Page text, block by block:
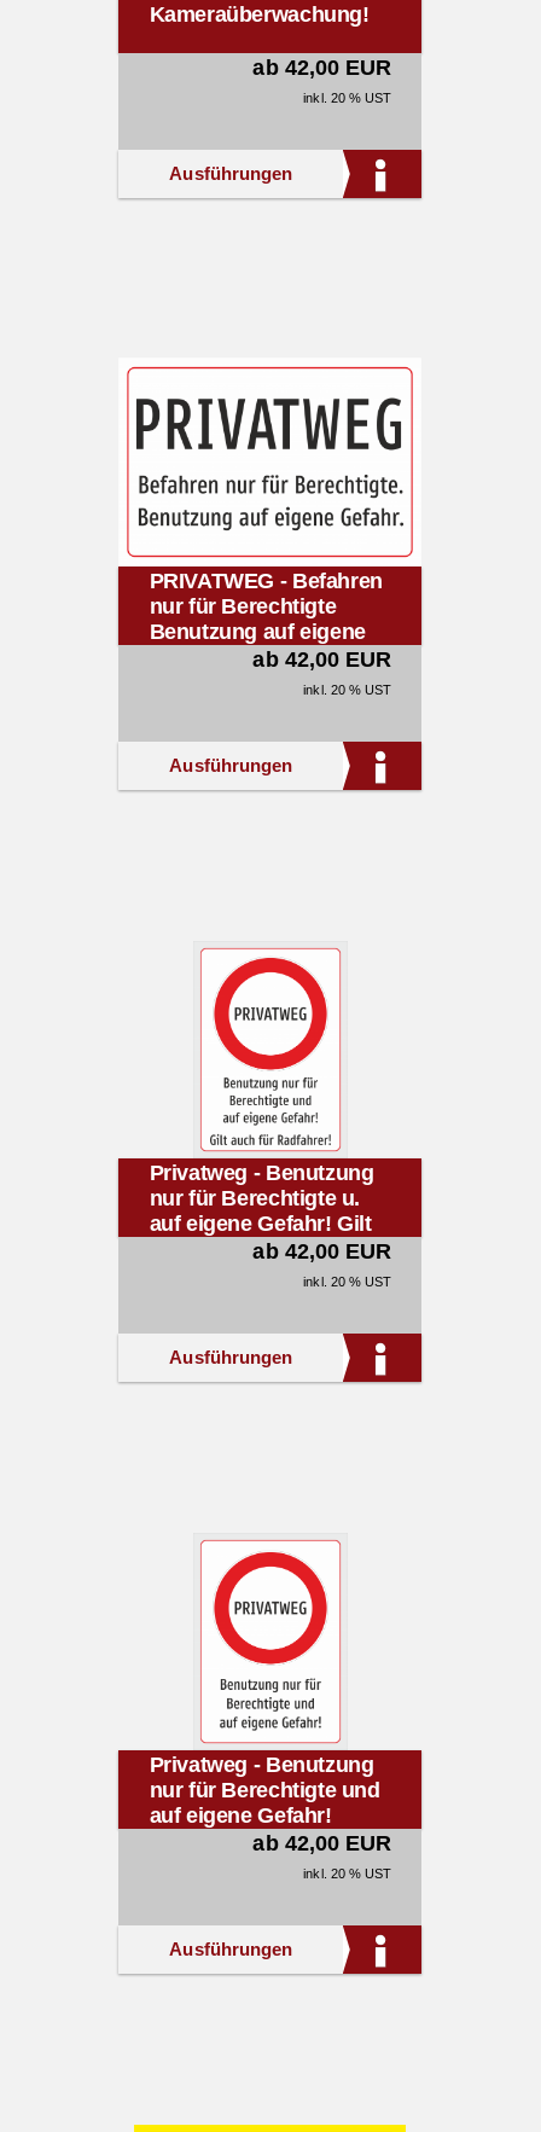
Kameraüberwachung!
ab 42,00 EUR
inkl. 20 % UST
Ausführungen
PRIVATWEG - Befahren
nur für Berechtigte
Benutzung auf eigene
ab 42,00 EUR
inkl. 20 % UST
Ausführungen
Privatweg - Benutzung
nur für Berechtigte u.
auf eigene Gefahr! Gilt
auch für Radfahrer!
ab 42,00 EUR
inkl. 20 % UST
Ausführungen
Privatweg - Benutzung
nur für Berechtigte und
auf eigene Gefahr!
ab 42,00 EUR
inkl. 20 % UST
Ausführungen